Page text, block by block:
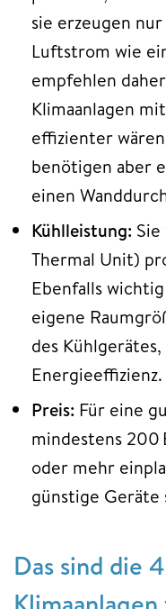
sie erzeugen
Luftstrom wie
empfehlen
Klimaanlagen
effizienter
benötigen aber
einen
Kühlleistung:
Thermal Unit)
Ebenfalls
eigene
des
Energieeffizienz.
Preis: Für eine
mindestens 200
oder mehr
günstige
Das sind die